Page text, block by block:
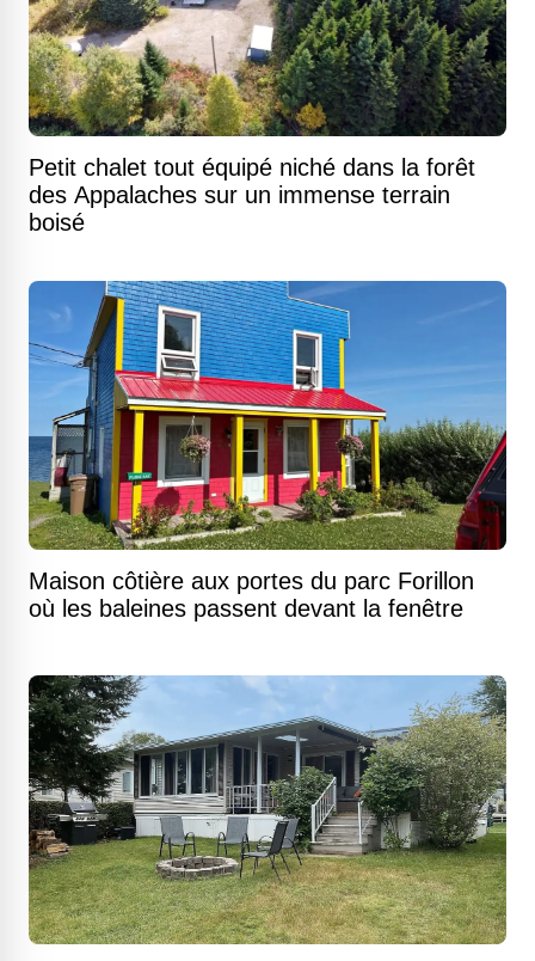
Petit chalet tout équipé niché dans la forêt
des Appalaches sur un immense terrain
boisé
Maison côtière aux portes du parc Forillon
où les baleines passent devant la fenêtre